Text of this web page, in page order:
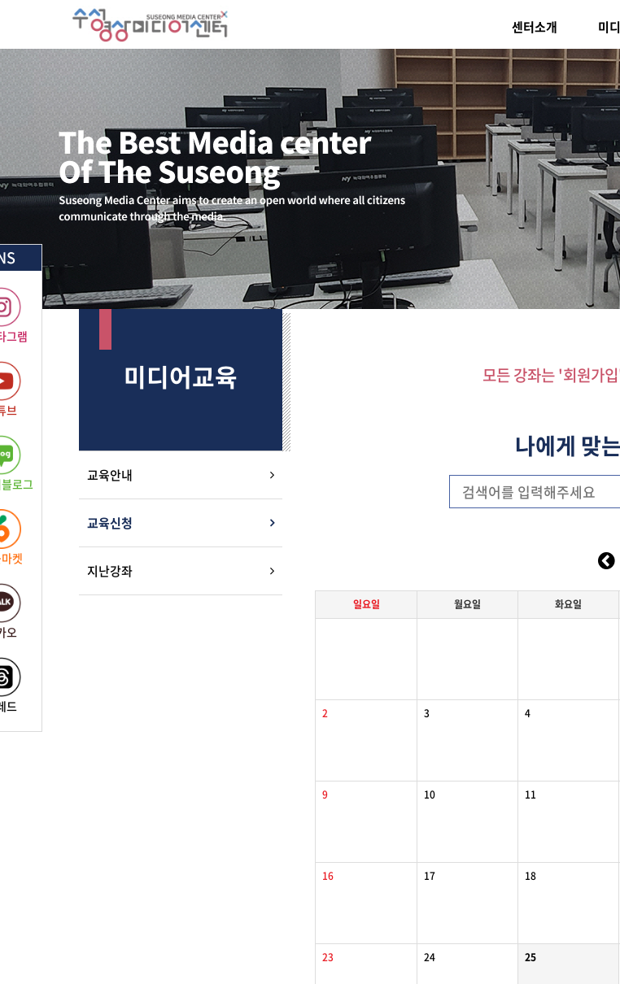
그램
브
로그
켓
오
드
센터소개 미
모든 강좌는 '회원가
나에게 맞
일요일 월요일 화요일
2 3 4
9 10 11
16 17 18
23 24 25
미디어교육
교육안내
교육신청
지난강좌